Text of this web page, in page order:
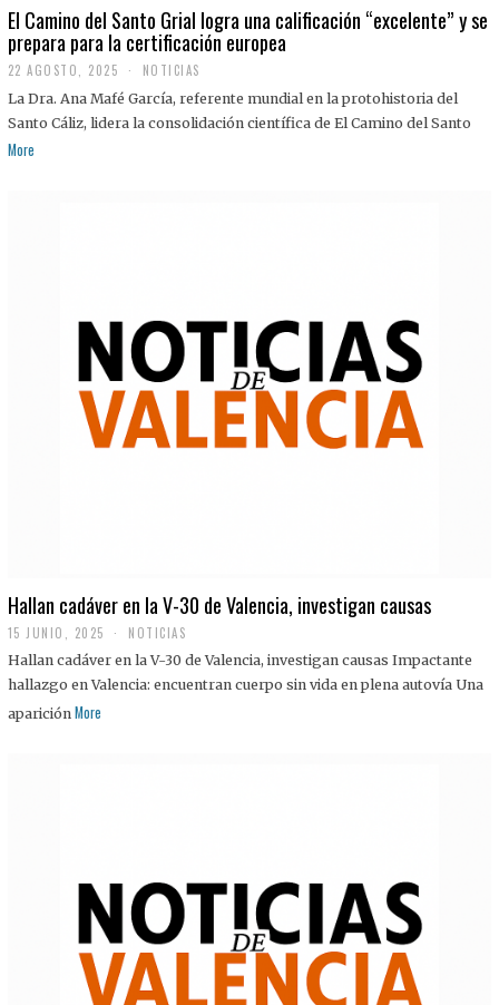
El Camino del Santo Grial logra una calificación “excelente” y se
prepara para la certificación europea
22 AGOSTO, 2025
2
A
G
NOTICIAS
La Dra. Ana Mafé García, referente mundial en la protohistoria del
Santo Cáliz, lidera la consolidación científica de El Camino del Santo
More
Hallan cadáver en la V-30 de Valencia, investigan causas
15 JUNIO, 2025 NOTICIAS
Hallan cadáver en la V-30 de Valencia, investigan causas Impactante
hallazgo en Valencia: encuentran cuerpo sin vida en plena autovía Una
aparición More